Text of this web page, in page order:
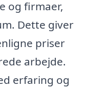
og firmaer,
Dette giver
priser
arbejde.
erfaring og